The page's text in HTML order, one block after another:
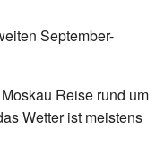
September-
Reise rund um
Wetter ist meistens